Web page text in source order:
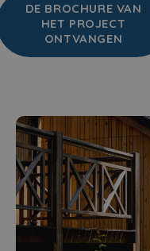
DE BROCHURE VAN
HET PROJECT
ONTVANGEN